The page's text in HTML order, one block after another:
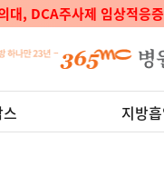
포센터 보건복지부 지정 '
지방